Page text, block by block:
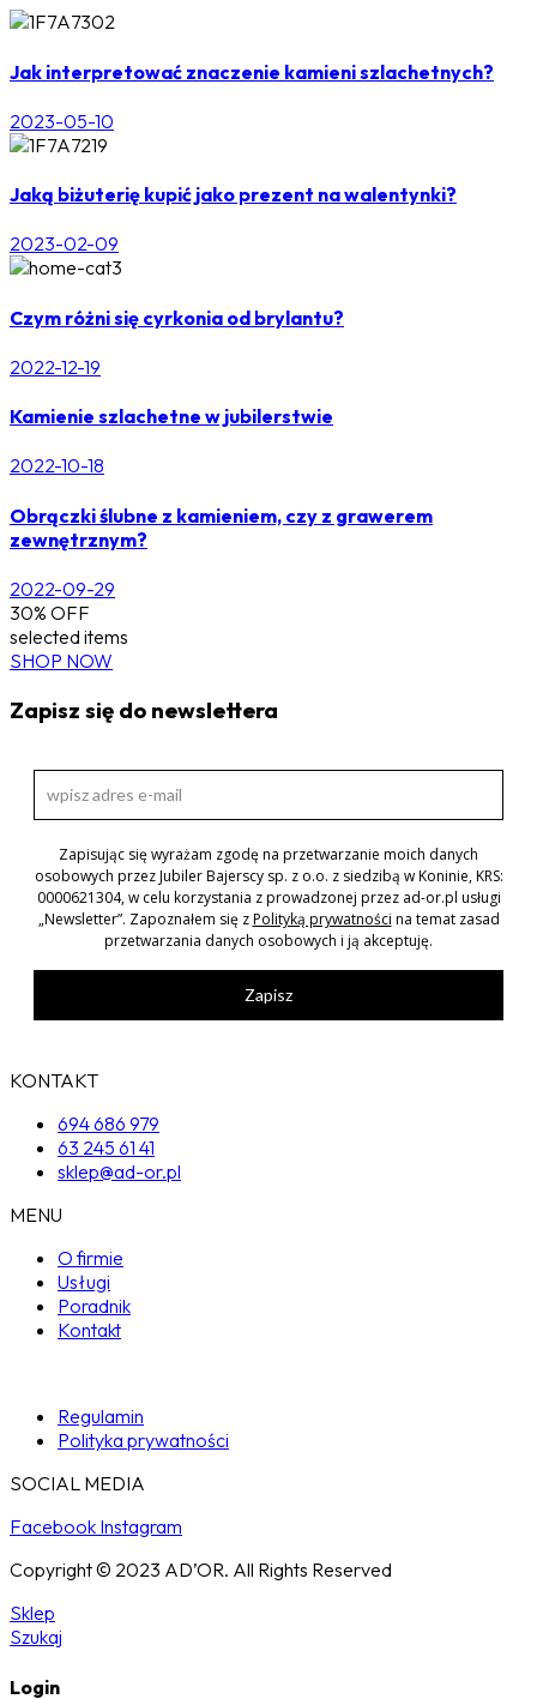
Jak interpretować znaczenie kamieni szlachetnych?
2023-05-10
Jaką biżuterię kupić jako prezent na walentynki?
2023-02-09
Czym różni się cyrkonia od brylantu?
2022-12-19
Kamienie szlachetne w jubilerstwie
2022-10-18
Obrączki ślubne z kamieniem, czy z grawerem
zewnętrznym?
2022-09-29
30% OFF
selected items
SHOP NOW
Zapisz się do newslettera
Zapisując się wyrażam zgodę na przetwarzanie moich danych
osobowych przez Jubiler Bajerscy sp. z o.o. z siedzibą w Koninie, KRS:
0000621304, w celu korzystania z prowadzonej przez ad-or.pl usługi
„Newsletter”. Zapoznałem się zPolityką prywatności na temat zasad
przetwarzania danych osobowych i ją akceptuję.
Zapisz
KONTAKT
694 686 979
63 245 61 41
sklep@ad-or.pl
MENU
O firmie
Usługi
Poradnik
Kontakt
Regulamin
Polityka prywatności
SOCIAL MEDIA
Facebook Instagram
Copyright © 2023 AD’OR. All Rights Reserved
Sklep
Szukaj
Login